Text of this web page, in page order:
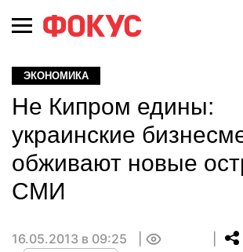
ЭКОНОМИКА
Не Кипром едины:
украинские
обживают новые
СМИ
16.05.2013 в 09:25